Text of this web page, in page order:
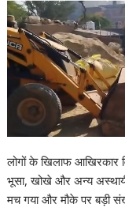
लोगों के खिलाफ आखिरकार
भूसा, खोखे और अन्य अस्थायी
मच गया और मौके पर बड़ी